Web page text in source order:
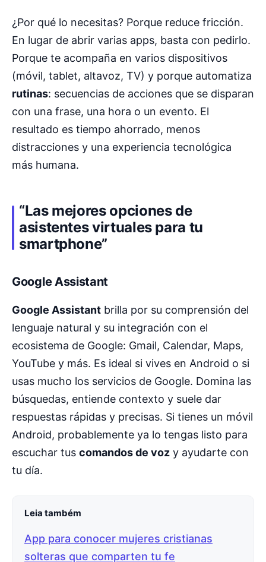
¿Por qué lo necesitas? Porque reduce fricción.
En lugar de abrir varias apps, basta con pedirlo.
Porque te acompaña en varios dispositivos
(móvil, tablet, altavoz, TV) y porque automatiza
rutinas: secuencias de acciones que se disparan
con una frase, una hora o un evento. El
resultado es tiempo ahorrado, menos
distracciones y una experiencia tecnológica
más humana.
“Las mejores opciones de
asistentes virtuales para tu
smartphone”
Google Assistant
Google Assistant brilla por su comprensión del
lenguaje natural y su integración con el
ecosistema de Google: Gmail, Calendar, Maps,
YouTube y más. Es ideal si vives en Android o si
usas mucho los servicios de Google. Domina las
búsquedas, entiende contexto y suele dar
respuestas rápidas y precisas. Si tienes un móvil
Android, probablemente ya lo tengas listo para
escuchar tus comandos de voz y ayudarte con
tu día.
Leia também
App para conocer mujeres cristianas
solteras que comparten tu fe